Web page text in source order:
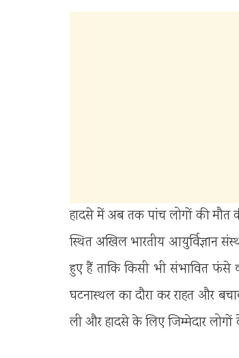
हादसे में अब तक पांच लोगों की मौत
स्थित अखिल भारतीय आयुर्विज्ञान
हुए हैं ताकि किसी भी संभावित फंसे
घटनास्थल का दौरा कर राहत और
ली और हादसे के लिए जिम्मेदार लोगों